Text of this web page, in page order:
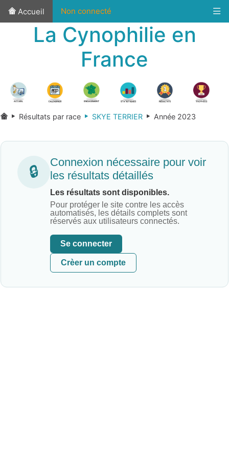
Accueil Non connecté
La Cynophilie en
France
Résultats par race SKYE TERRIER Année 2023
🔒
Connexion nécessaire pour voir
les résultats détaillés
Les résultats sont disponibles.
Pour protéger le site contre les accès
automatisés, les détails complets sont
réservés aux utilisateurs connectés.
Se connecter
Crèer un compte